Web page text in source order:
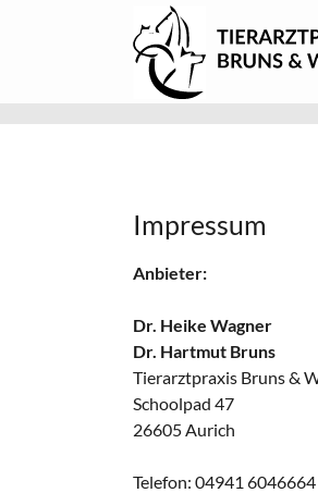
Impressum
Anbieter:
Dr. Heike Wagner
Dr. Hartmut Bruns
Tierarztpraxis Bruns &
Schoolpad 47
26605 Aurich
Telefon: 04941 6046664